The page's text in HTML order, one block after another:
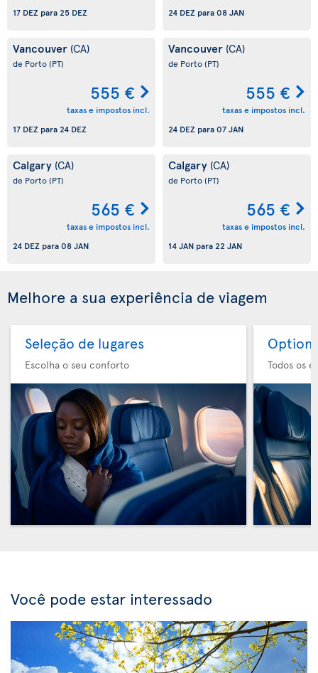
17 DEZ para25 DEZ
24 DEZ para08 JAN
Vancouver (CA)
de Porto(PT)
555 €
taxas e impostos incl.
17 DEZ para24 DEZ
Vancouver (CA)
de Porto(PT)
555 €
taxas e impostos incl.
24 DEZ para07 JAN
Calgary (CA)
de Porto(PT)
565 €
taxas e impostos incl.
24 DEZ para08 JAN
Calgary (CA)
de Porto(PT)
565 €
taxas e impostos incl.
14 JAN para22 JAN
Melhore a sua experiência de viagem
Seleção de lugares
Escolha o seu conforto
Option
Todos os
Você pode estar interessado